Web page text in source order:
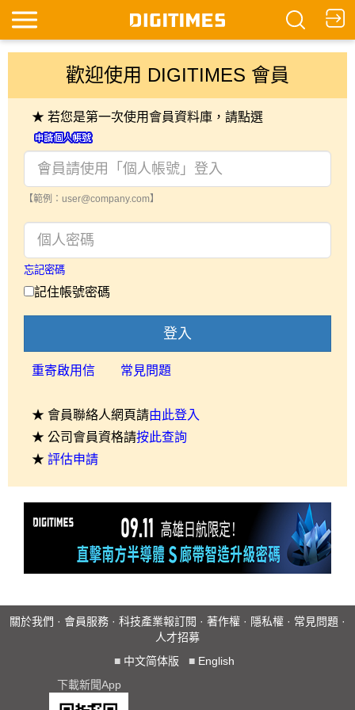
歡迎使用 DIGITIMES 會員
★ 若您是第一次使用會員資料庫，請點選
【範例：user@company.com】
忘記密碼
記住帳號密碼
登入
重寄啟用信 常見問題
★ 會員聯絡人網頁請由此登入
★ 公司會員資格請按此查詢
★ 評估申請
關於我們 · 會員服務 · 科技產業報訂閱 · 著作權 · 隱私權 · 常見問題 ·
人才招募
■ 中文简体版 ■ English
下載新聞App